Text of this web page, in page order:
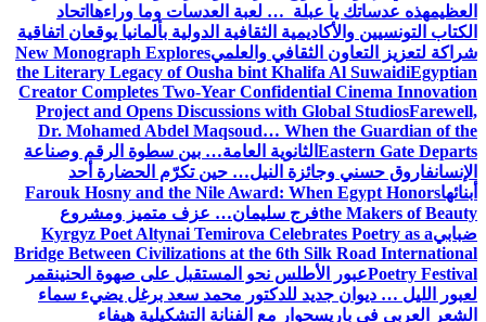
العظيمهذه عدساتك يا عبلة … لعبة العدسات وما وراءها اتحاد
الكتاب التونسيين والأكاديمية الثقافية الدولية بألمانيا يوقعان اتفاقية
شراكة لتعزيز التعاون الثقافي والعلميNew Monograph Explores
the Literary Legacy of Ousha bint Khalifa Al SuwaidiEgyptian
Creator Completes Two-Year Confidential Cinema Innovation
Project and Opens Discussions with Global StudiosFarewell,
Dr. Mohamed Abdel Maqsoud… When the Guardian of the
Eastern Gate Departs الثانوية العامة… بين سطوة الرقم وصناعة
الإنسانفاروق حسني وجائزة النيل… حين تكرّم الحضارة أحد
أبنائهاFarouk Hosny and the Nile Award: When Egypt Honors
the Makers of Beautyفرج سليمان… عزف متميز ومشروع
ضبابيKyrgyz Poet Altynai Temirova Celebrates Poetry as a
Bridge Between Civilizations at the 6th Silk Road International
Poetry Festivalعبور الأطلس نحو المستقبل على صهوة الحنينقمر
لعبور الليل … ديوان جديد للدكتور محمد سعد برغل يضيء سماء
الشعر العربي في باريسحوار مع الفنانة التشكيلية هيفاء